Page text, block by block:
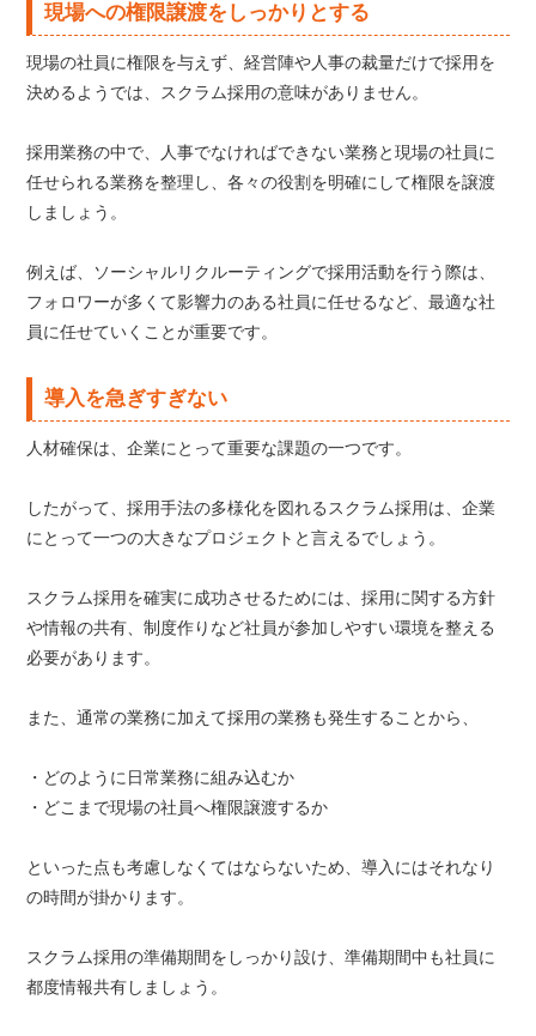
現場への権限譲渡をしっかりとする
現場の社員に権限を与えず、経営陣や人事の裁量だけで採用を
決めるようでは、スクラム採用の意味がありません。
採用業務の中で、人事でなければできない業務と現場の社員に
任せられる業務を整理し、各々の役割を明確にして権限を譲渡
しましょう。
例えば、ソーシャルリクルーティングで採用活動を行う際は、
フォロワーが多くて影響力のある社員に任せるなど、最適な社
員に任せていくことが重要です。
導入を急ぎすぎない
人材確保は、企業にとって重要な課題の一つです。
したがって、採用手法の多様化を図れるスクラム採用は、企業
にとって一つの大きなプロジェクトと言えるでしょう。
スクラム採用を確実に成功させるためには、採用に関する方針
や情報の共有、制度作りなど社員が参加しやすい環境を整える
必要があります。
また、通常の業務に加えて採用の業務も発生することから、
・どのように日常業務に組み込むか
・どこまで現場の社員へ権限譲渡するか
といった点も考慮しなくてはならないため、導入にはそれなり
の時間が掛かります。
スクラム採用の準備期間をしっかり設け、準備期間中も社員に
都度情報共有しましょう。